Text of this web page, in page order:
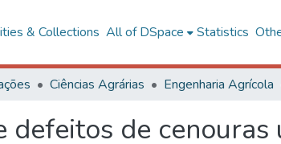
& Collections All of DSpace Statistics
Ciências Agrárias Engenharia Agrícola
defeitos de